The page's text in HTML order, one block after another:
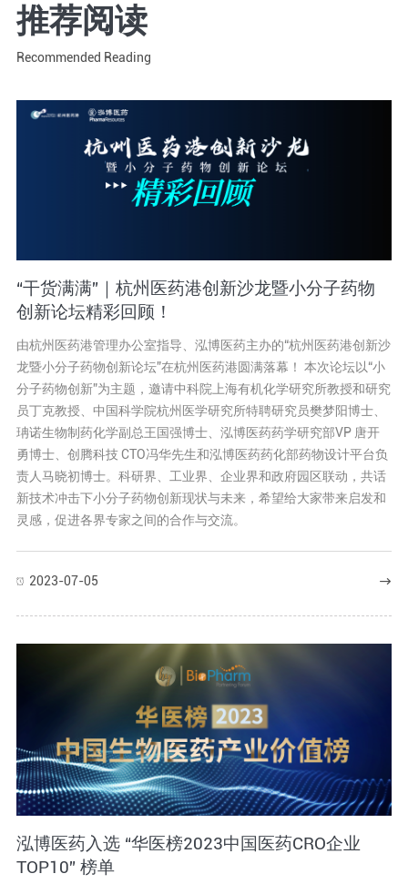
推荐阅读
Recommended Reading
“干货满满”｜杭州医药港创新沙龙暨小分子药物
创新论坛精彩回顾！
由杭州医药港管理办公室指导、泓博医药主办的“杭州医药港创新沙
龙暨小分子药物创新论坛”在杭州医药港圆满落幕！ 本次论坛以“小
分子药物创新”为主题，邀请中科院上海有机化学研究所教授和研究
员丁克教授、中国科学院杭州医学研究所特聘研究员樊梦阳博士、
珃诺生物制药化学副总王国强博士、泓博医药药学研究部VP 唐开
勇博士、创腾科技 CTO冯华先生和泓博医药药化部药物设计平台负
责人马晓初博士。科研界、工业界、企业界和政府园区联动，共话
新技术冲击下小分子药物创新现状与未来，希望给大家带来启发和
灵感，促进各界专家之间的合作与交流。
2023-07-05
泓博医药入选 “华医榜2023中国医药CRO企业
TOP10” 榜单